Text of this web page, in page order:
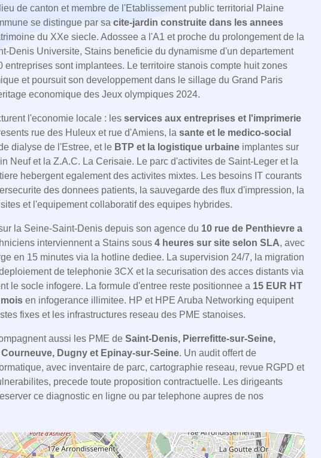
de canton et membre de l'Etablissement public territorial Plaine
se distingue par sa cite-jardin construite dans les annees
du XXe siecle. Adossee a l'A1 et proche du prolongement de la
Denis Universite, Stains beneficie du dynamisme d'un departement
entreprises sont implantees. Le territoire stanois compte huit zones
et poursuit son developpement dans le sillage du Grand Paris
economique des Jeux olympiques 2024.
l'economie locale : les services aux entreprises et l'imprimerie
rue des Huleux et rue d'Amiens, la sante et le medico-social
dialyse de l'Estree, et le BTP et la logistique urbaine implantes sur
Neuf et la Z.A.C. La Cerisaie. Le parc d'activites de Saint-Leger et la
hebergent egalement des activites mixtes. Les besoins IT courants
des donnees patients, la sauvegarde des flux d'impression, la
et l'equipement collaboratif des equipes hybrides.
la Seine-Saint-Denis depuis son agence du 10 rue de Penthievre a
interviennent a Stains sous 4 heures sur site selon SLA, avec
en 15 minutes via la hotline dediee. La supervision 24/7, la migration
de telephonie 3CX et la securisation des acces distants via
le socle infogere. La formule d'entree reste positionnee a 15 EUR HT
en infogerance illimitee. HP et HPE Aruba Networking equipent
fixes et les infrastructures reseau des PME stanoises.
aussi les PME de Saint-Denis, Pierrefitte-sur-Seine,
Dugny et Epinay-sur-Seine. Un audit offert de
avec inventaire de parc, cartographie reseau, revue RGPD et
precede toute proposition contractuelle. Les dirigeants
ce diagnostic en ligne ou par telephone aupres de nos